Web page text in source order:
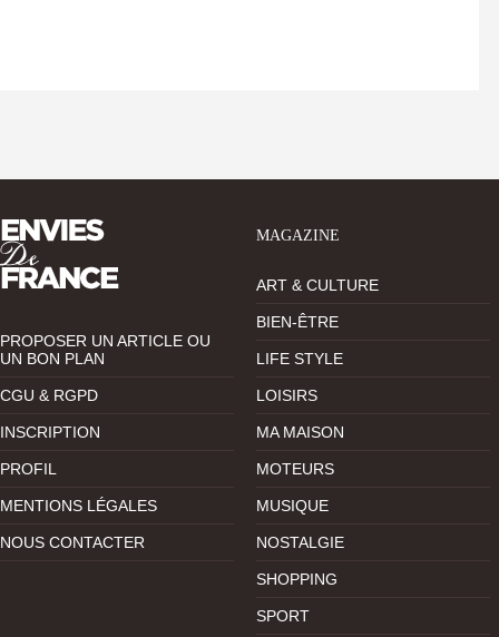
PROPOSER UN ARTICLE OU
UN BON PLAN
CGU & RGPD
INSCRIPTION
PROFIL
MENTIONS LÉGALES
NOUS CONTACTER
MAGAZINE
ART & CULTURE
BIEN-ÊTRE
LIFE STYLE
LOISIRS
MA MAISON
MOTEURS
MUSIQUE
NOSTALGIE
SHOPPING
SPORT